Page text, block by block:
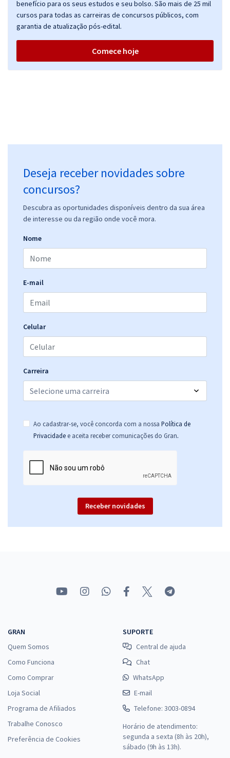
benefício para os seus estudos e seu bolso. São mais de 25 mil
cursos para todas as carreiras de concursos públicos, com
garantia de atualização pós-edital.
Comece hoje
Deseja receber novidades sobre
concursos?
Descubra as oportunidades disponíveis dentro da sua área
de interesse ou da região onde você mora.
Nome
E-mail
Celular
Carreira
Ao cadastrar-se, você concorda com a nossa Política de
Privacidade e aceita receber comunicações do Gran.
Receber novidades
GRAN
Quem Somos
Como Funciona
Como Comprar
Loja Social
Programa de Afiliados
Trabalhe Conosco
Preferência de Cookies
SUPORTE
Central de ajuda
Chat
WhatsApp
E-mail
Telefone: 3003-0894
Horário de atendimento:
segunda a sexta (8h às 20h),
sábado (9h às 13h).